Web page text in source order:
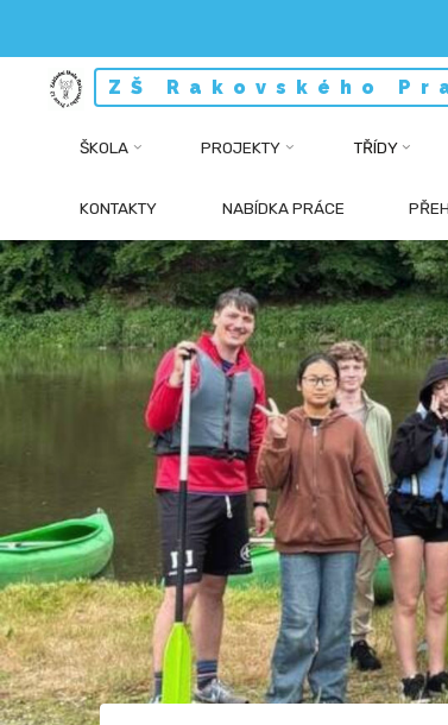
ZŠ Rakovského
ŠKOLA PROJEKTY TŘÍDY
KONTAKTY NABÍDKA PRÁCE